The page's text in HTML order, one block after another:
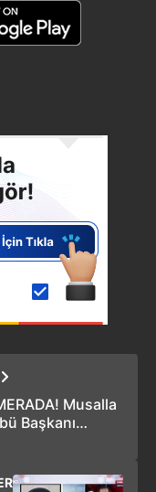
daha işlevsel
yönelik
amaçlarıyla
Bilgilendirme
Kanunu uyarınca
ve sitemizde
çerezlerle ilgili bilgi
Musalla
Başkanı
çıktı!